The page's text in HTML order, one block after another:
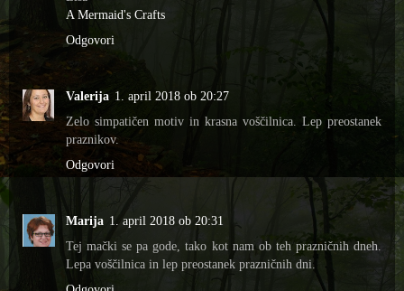
A Mermaid's Crafts
Odgovori
Valerija 1. april 2018 ob 20:27
Zelo simpatičen motiv in krasna voščilnica. Lep preostanek
praznikov.
Odgovori
Marija 1. april 2018 ob 20:31
Tej mački se pa gode, tako kot nam ob teh prazničnih dneh.
Lepa voščilnica in lep preostanek prazničnih dni.